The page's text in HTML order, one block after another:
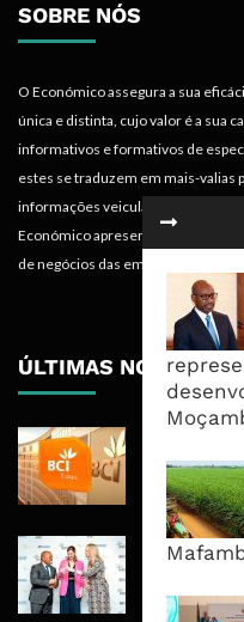
SOBRE NÓS
O Económico assegura a sua
única e distinta, cujo valor é a sua
informativos e formativos de
estes se traduzem em mais-valias
informações veiculadas nos
Económico apresenta valências
de negócios das empresas.
ÚLTIMAS NOTÍCIAS
Recua
RAIZ